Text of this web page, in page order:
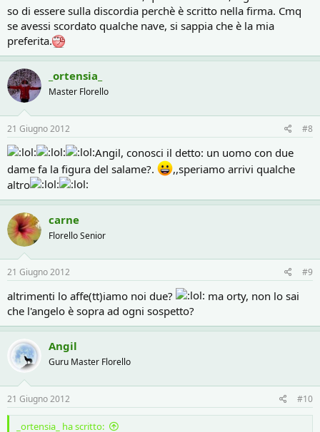
so di essere sulla discordia perchè è scritto nella firma. Cmq
se avessi scordato qualche nave, si sappia che è la mia
preferita.
_ortensia_
Master Florello
21 Giugno 2012 #8
Angil, conosci il detto: un uomo con due
dame fa la figura del salame?.
,,speriamo arrivi qualche
altro
carne
Florello Senior
21 Giugno 2012 #9
altrimenti lo affe(tt)iamo noi due?
ma orty, non lo sai
che l'angelo è sopra ad ogni sospetto?
Angil
Guru Master Florello
21 Giugno 2012 #10
_ortensia_ ha scritto: